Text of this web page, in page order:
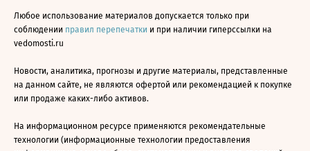
Любое использование материалов допускается только при
соблюдении правил перепечатки и при наличии гиперссылки на
vedomosti.ru
Новости, аналитика, прогнозы и другие материалы, представленные
на данном сайте, не являются офертой или рекомендацией к покупке
или продаже каких-либо активов.
На информационном ресурсе применяются рекомендательные
технологии (информационные технологии предоставления